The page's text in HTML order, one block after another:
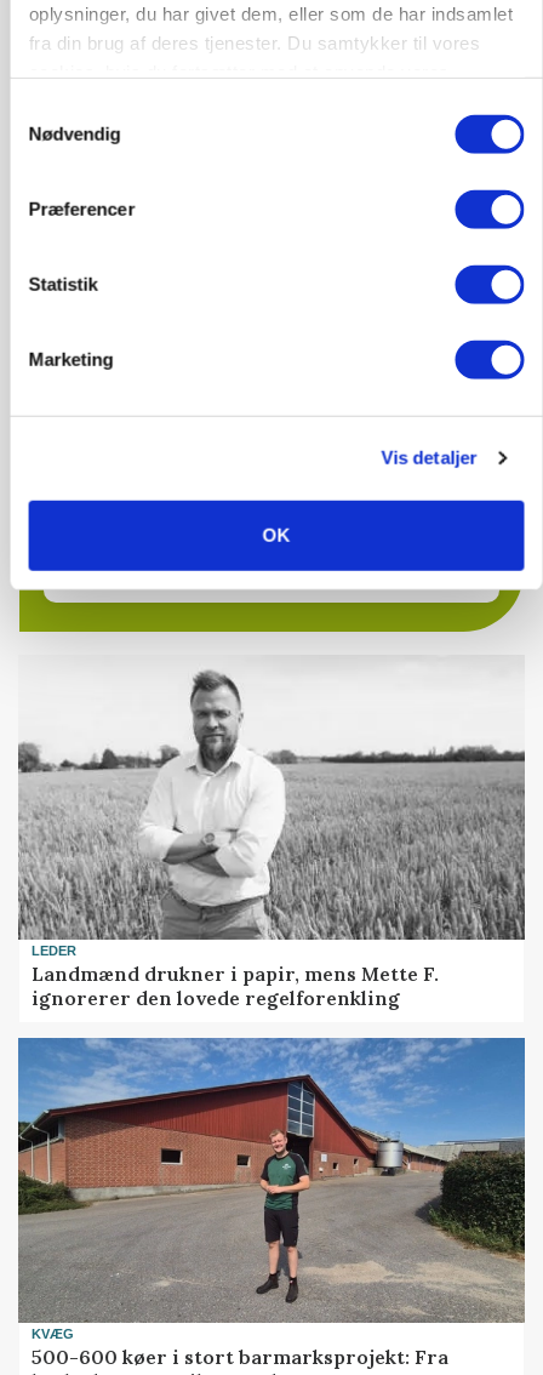
oplysninger, du har givet dem, eller som de har indsamlet
fra din brug af deres tjenester. Du samtykker til vores
Nødvendig
Præferencer
Statistik
Marketing
Vis detaljer
OK
Leder til klimastald
Klimastald
9670, Løgstør 03. aug.
Avl/opformering
9670, Løgstør 03. aug.
6270, Tønder 31. jul.
LEDER
Landmænd drukner i papir, mens Mette F.
ignorerer den lovede regelforenkling
KVÆG
500-600 køer i stort barmarksprojekt: Fra